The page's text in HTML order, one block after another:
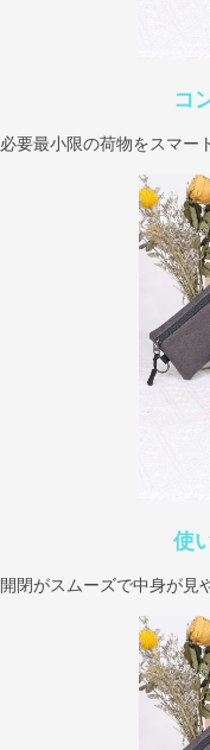
コ
必要最小限の荷物をスマー
使
開閉がスムーズで中身が見